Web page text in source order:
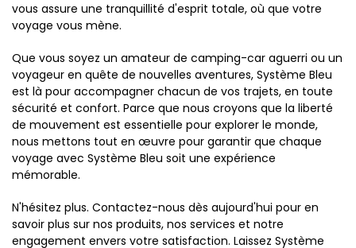
vous assure une tranquillité d'esprit totale, où que votre
voyage vous mène.
Que vous soyez un amateur de camping-car aguerri ou un
voyageur en quête de nouvelles aventures, Système Bleu
est là pour accompagner chacun de vos trajets, en toute
sécurité et confort. Parce que nous croyons que la liberté
de mouvement est essentielle pour explorer le monde,
nous mettons tout en œuvre pour garantir que chaque
voyage avec Système Bleu soit une expérience
mémorable.
N'hésitez plus. Contactez-nous dès aujourd'hui pour en
savoir plus sur nos produits, nos services et notre
engagement envers votre satisfaction. Laissez Système